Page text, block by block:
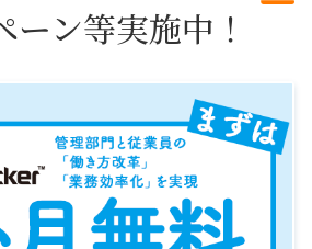
ーン等実施中！